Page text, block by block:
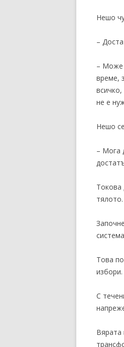
Нешо
–
– Може
време,
не е
Нешо
– Мога
Токова
тялото.
Това
избори.
С
Вярата